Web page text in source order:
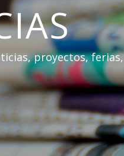
proyectos,